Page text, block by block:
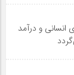
انسانی و درآمد